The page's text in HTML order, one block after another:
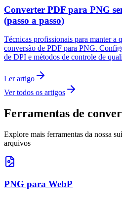
Converter PDF para PNG
(passo a passo)
Técnicas profissionais para manter a
conversão de PDF para PNG.
de DPI e métodos de controle de
Ler artigo
Ver todos os artigos
Ferramentas de
Explore mais ferramentas da nossa
arquivos
PNG para WebP